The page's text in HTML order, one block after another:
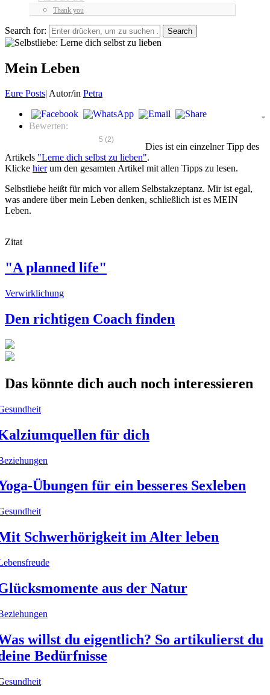
Thank you
Search for:
Mein Leben
Eure Posts| Autor/in Petra
Bewerten:
5 (2)
Dies ist ein einzelner Tipp des
Artikels "Lerne dich selbst zu lieben".
Klicke hierum den gesamten Artikel mit allen Tipps zu lesen.
Selbstliebe heißt für mich vor allem Selbstakzeptanz. Mir ist egal,
was andere über mein Leben denken, schließlich ist es MEIN
Leben.
Zitat
"A planned life"
Verwirklichung
Den richtigen Coach finden
Das könnte dich auch noch interessieren
für dich
Übungen für ein besseres Sexleben
Schwerhörigkeit im Alter leben
aus der Natur
willst du eigentlich? So artikulierst du
Bedürfnisse